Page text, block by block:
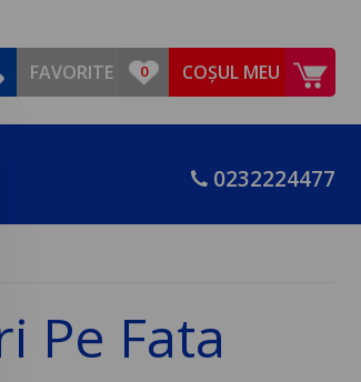
FAVORITE COȘUL MEU
0232224477
Pe Fata